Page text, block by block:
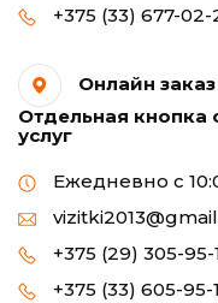
+375 (33) 677-02-
Онлайн заказ
Отдельная кнопка
услуг
Ежедневно с
+375 (29) 305-95-
+375 (33) 605-95-